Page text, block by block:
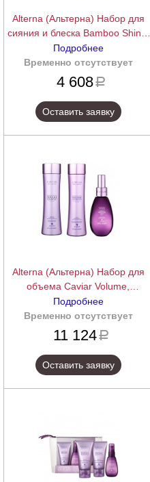
Alterna (Альтерна) Набор для
сияния и блеска Bamboo Shine,
шампунь+кондиционер
подробнее
Подробнее
Временно отсутствует
4 608a
Оставить заявку
Alterna (Альтерна) Набор для
объема Caviar Volume,
шампунь+кондиционер+спрей
подробнее
Подробнее
Временно отсутствует
11 124a
Оставить заявку